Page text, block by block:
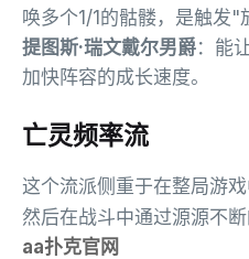
唤多个1/1的骷髅，是触发"
提图斯·瑞文戴尔男爵：能
加快阵容的成长速度。
亡灵频率流
这个流派侧重于在整局游
然后在战斗中通过源源不断
aa扑克官网